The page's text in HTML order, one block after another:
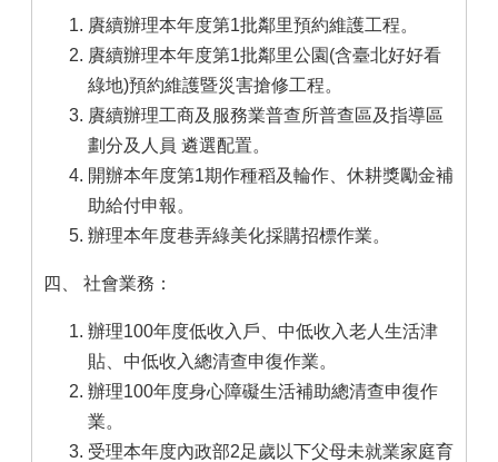
賡續辦理本年度第1批鄰里預約維護工程。
賡續辦理本年度第1批鄰里公園(含臺北好好看
綠地)預約維護暨災害搶修工程。
賡續辦理工商及服務業普查所普查區及指導區
劃分及人員 遴選配置。
開辦本年度第1期作種稻及輪作、休耕獎勵金補
助給付申報。
辦理本年度巷弄綠美化採購招標作業。
四、 社會業務：
辦理100年度低收入戶、中低收入老人生活津
貼、中低收入總清查申復作業。
辦理100年度身心障礙生活補助總清查申復作
業。
受理本年度內政部2足歲以下父母未就業家庭育